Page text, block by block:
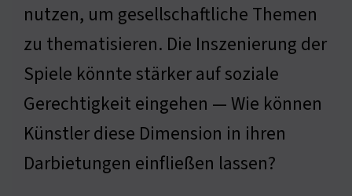
nutzen, um gesellschaftliche Themen
zu thematisieren. Die Inszenierung der
Spiele könnte stärker auf soziale
Gerechtigkeit eingehen — Wie können
Künstler diese Dimension in ihren
Darbietungen einfließen lassen?